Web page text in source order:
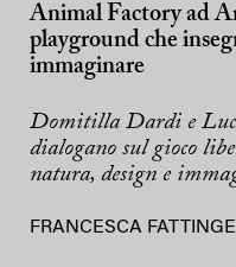
Animal Factory ad
playground che
immaginare
Domitilla Dardi e
dialogano sul gioco
natura, design e
FRANCESCA